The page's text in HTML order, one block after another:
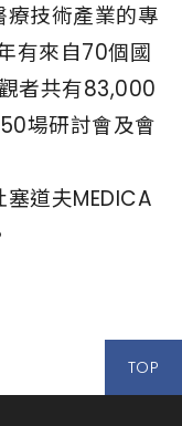
技術產業的專
有來自70個國
者共有83,000
場研討會及會
道夫MEDICA
TOP